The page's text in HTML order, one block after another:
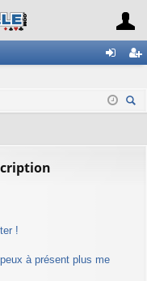
ne cri
!
à présent plus me